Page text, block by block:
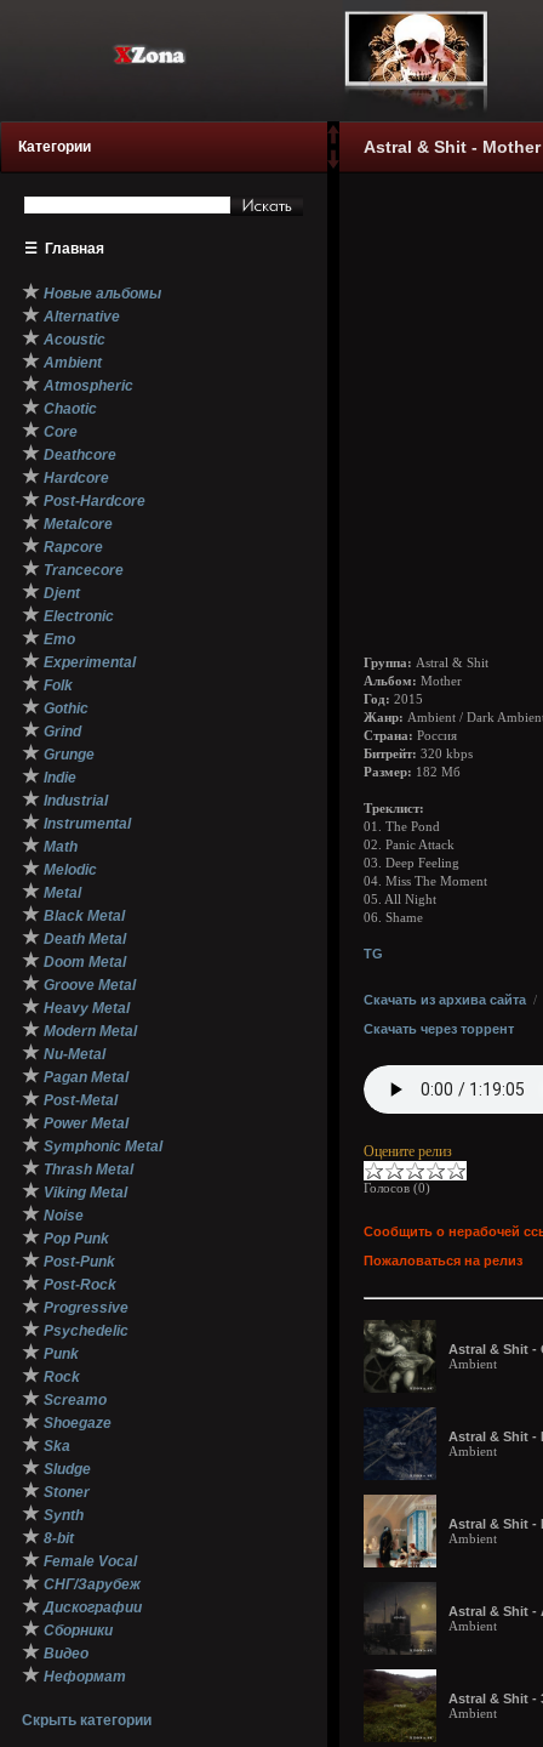
Категории
☰ Главная
★ Новые альбомы
★ Alternative
★ Acoustic
★ Ambient
★ Atmospheric
★ Chaotic
★ Core
★ Deathcore
★ Hardcore
★ Post-Hardcore
★ Metalcore
★ Rapcore
★ Trancecore
★ Djent
★ Electronic
★ Emo
★ Experimental
★ Folk
★ Gothic
★ Grind
★ Grunge
★ Indie
★ Industrial
★ Instrumental
★ Math
★ Melodic
★ Metal
★ Black Metal
★ Death Metal
★ Doom Metal
★ Groove Metal
★ Heavy Metal
★ Modern Metal
★ Nu-Metal
★ Pagan Metal
★ Post-Metal
★ Power Metal
★ Symphonic Metal
★ Thrash Metal
★ Viking Metal
★ Noise
★ Pop Punk
★ Post-Punk
★ Post-Rock
★ Progressive
★ Psychedelic
★ Punk
★ Rock
★ Screamo
★ Shoegaze
★ Ska
★ Sludge
★ Stoner
★ Synth
★ 8-bit
★ Female Vocal
★ СНГ/Зарубеж
★ Дискографии
★ Сборники
★ Видео
★ Неформат
Скрыть категории
Astral & Shit - Mother
Группа: Astral & Shit
Альбом: Mother
Год: 2015
Жанр: Ambient / Dark
Страна: Россия
Битрейт: 320 kbps
Размер: 182 Мб
Треклист:
01. The Pond
02. Panic Attack
03. Deep Feeling
04. Miss The Moment
05. All Night
06. Shame
TG
Скачать из архива сайта /
Скачать через торрент
Оцените релиз
Голосов (0)
Сообщить о нерабочей
Пожаловаться на релиз
Astral & Shit -
Ambient
Astral & Shit -
Ambient
Astral & Shit -
Ambient
Astral & Shit -
Ambient
Astral & Shit -
Ambient